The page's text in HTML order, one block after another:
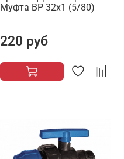
Муфта ВР 32х1 (5/80)
220 руб